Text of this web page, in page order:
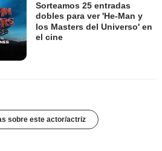
Sorteamos 25 entradas
dobles para ver 'He-Man y
los Masters del Universo' en
el cine
sobre este actor/actriz